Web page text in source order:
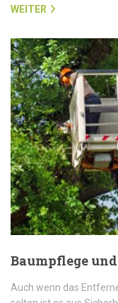
WEITER
Baumpflege
Auch wenn das